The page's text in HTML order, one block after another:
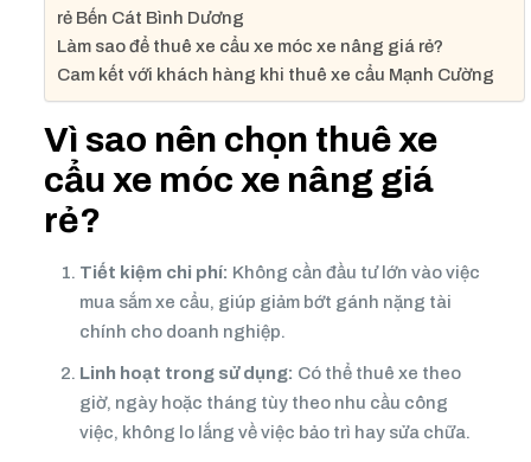
rẻ Bến Cát Bình Dương
Làm sao để thuê xe cẩu xe móc xe nâng giá rẻ?
Cam kết với khách hàng khi thuê xe cẩu Mạnh Cường
Vì sao nên chọn thuê xe
cẩu xe móc xe nâng giá
rẻ?
Tiết kiệm chi phí: Không cần đầu tư lớn vào việc
mua sắm xe cẩu, giúp giảm bớt gánh nặng tài
chính cho doanh nghiệp.
Linh hoạt trong sử dụng: Có thể thuê xe theo
giờ, ngày hoặc tháng tùy theo nhu cầu công
việc, không lo lắng về việc bảo trì hay sửa chữa.